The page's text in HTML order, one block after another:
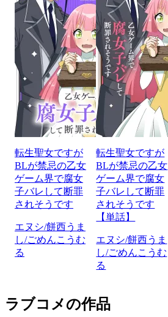
転生聖女ですが
BLが禁忌の乙女
ゲーム界で腐女
子バレして断罪
されそうです
エヌシ/餅西うま
し/ごめんこうむ
る
転生聖女ですが
BLが禁忌の乙女
ゲーム界で腐女
子バレして断罪
されそうです
【単話】
エヌシ/餅西うま
し/ごめんこうむ
る
ラブコメの作品